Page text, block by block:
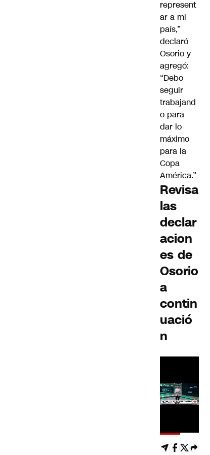
represent
ar a mi
país,”
declaró
Osorio y
agregó:
“Debo
seguir
trabajand
o para
dar lo
máximo
para la
Copa
América.”
Revisa
las
declar
acion
es de
Osorio
a
contin
uació
n